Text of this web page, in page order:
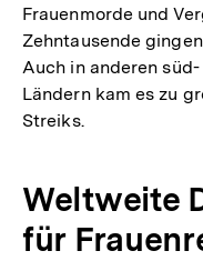
Frauenmorde und
Zehntausende
Auch in anderen
Ländern kam es zu
Streiks.
Weltweite
für